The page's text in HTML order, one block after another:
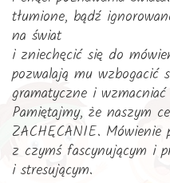
tłumione, bądź
na świat
i zniechęcić się do
pozwalają mu wzbogacić
gramatyczne i
Pamiętajmy, że naszym
ZACHĘCANIE.
z czymś fascynującym i
i stresującym.